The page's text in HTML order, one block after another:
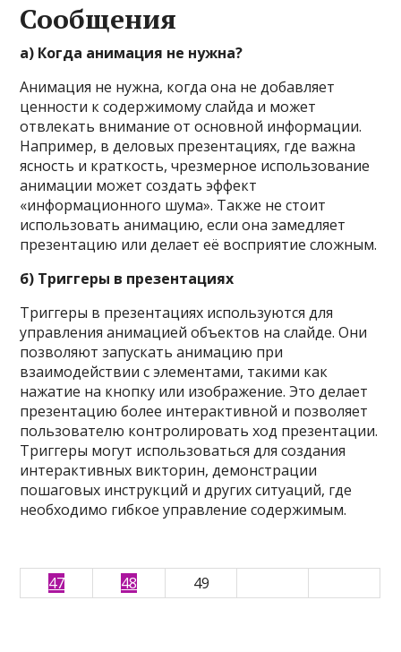
Сообщения
а) Когда анимация не нужна?
Анимация не нужна, когда она не добавляет
ценности к содержимому слайда и может
отвлекать внимание от основной информации.
Например, в деловых презентациях, где важна
ясность и краткость, чрезмерное использование
анимации может создать эффект
«информационного шума». Также не стоит
использовать анимацию, если она замедляет
презентацию или делает её восприятие сложным.
б) Триггеры в презентациях
Триггеры в презентациях используются для
управления анимацией объектов на слайде. Они
позволяют запускать анимацию при
взаимодействии с элементами, такими как
нажатие на кнопку или изображение. Это делает
презентацию более интерактивной и позволяет
пользователю контролировать ход презентации.
Триггеры могут использоваться для создания
интерактивных викторин, демонстрации
пошаговых инструкций и других ситуаций, где
необходимо гибкое управление содержимым.
47 48 49